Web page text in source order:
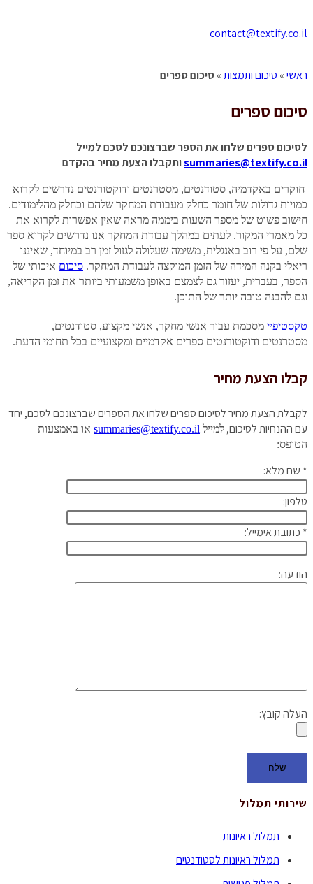
contact@textify.co.il
ראשי» סיכום ותמצות»סיכום ספרים
סיכוםספרים
לסיכום ספרים שלחו את הספר שברצונכם לסכם למייל
summaries@textify.co.ilותקבלו הצעת מחיר בהקדם
חוקרים באקדמיה, סטודנטים, מסטרנטים ודוקטורנטים נדרשים לקרוא
כמויות גדולות של חומר כחלק מעבודת המחקר שלהם וכחלק מהלימודים.
חישוב פשוט של מספר השעות ביממה מראה שאין אפשרות לקרוא את
כל מאמרי המקור. לעתים במהלך עבודת המחקר אנו נדרשים לקרוא ספר
שלם, על פי רוב באנגלית, משימה שעלולה לגזול זמן רב במיוחד, שאיננו
ריאלי בקנה המידה של הזמן המוקצה לעבודת המחקר. סיכום איכותי של
הספר, בעברית, יעזור גם לצמצם באופן משמעותי ביותר את זמן הקריאה,
וגם להבנה טובה יותר של התוכן.
טקסטיפיי מסכמת עבור אנשי מחקר, אנשי מקצוע, סטודנטים,
מסטרנטים ודוקטורנטים ספרים אקדמיים ומקצועיים בכל תחומי הדעת.
קבלו הצעת מחיר
לקבלת הצעת מחיר לסיכום ספרים שלחו את הספרים שברצונכם לסכם, יחד
עם ההנחיות לסיכום, למייל summaries@textify.co.il או באמצעות
הטופס:
* שם מלא:
טלפון:
* כתובת אימייל:
הודעה:
העלה קובץ:
שירותי תמלול
תמלול ראיונות
תמלול ראיונות לסטודנטים